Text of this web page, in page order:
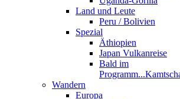
Land und Leute
Peru / Bolivien
Spezial
Äthiopien
Japan Vulkanreise
Bald im
Wandern
Europa